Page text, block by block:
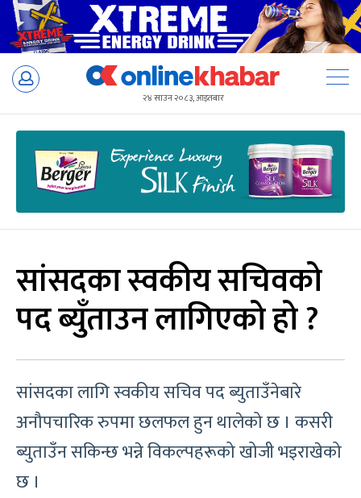
Skip
२४ साउन २०८३, आइतबार
सांसदका स्वकीय सचिवको
पद ब्युँताउन लागिएको हो ?
सांसदका लागि स्वकीय सचिव पद ब्युताउँनेबारे
अनौपचारिक रुपमा छलफल हुन थालेको छ । कसरी
ब्युताउँन सकिन्छ भन्ने विकल्पहरूको खोजी भइराखेको
छ ।